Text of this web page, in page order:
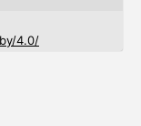
4.0/